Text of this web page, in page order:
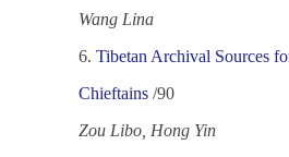
Wang Lina
6. Tibetan Archival Sources
Chieftains /90
Zou Libo, Hong Yin